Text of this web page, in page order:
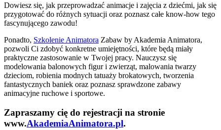
Dowiesz się, jak przeprowadzać animacje i zajęcia z dziećmi, jak się
przygotować do różnych sytuacji oraz poznasz całe know-how tego
fascynującego zawodu!
Ponadto, Szkolenie Animatora Zabaw by Akademia Animatora,
pozwoli Ci zdobyć konkretne umiejętności, które będą miały
praktyczne zastosowanie w Twojej pracy. Nauczysz się
modelowania balonowych figur i zwierząt, malowania twarzy
dzieciom, robienia modnych tatuaży brokatowych, tworzenia
fantastycznych baniek oraz poznasz sprawdzone zabawy
animacyjne ruchowe i sportowe.
Zapraszamy cię do rejestracji na stronie
www.AkademiaAnimatora.pl.